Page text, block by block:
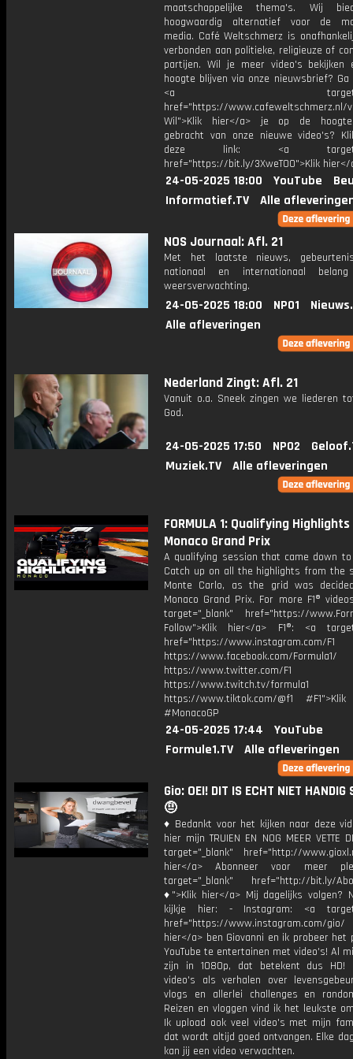
maatschappelijke thema's. Wij
hoogwaardig alternatief voor de
media. Café Weltschmerz is
verbonden aan politieke, religieuze of
partijen. Wil je meer video's bekijken
hoogte blijven via onze nieuwsbrief? Ga
<a
href="https://www.cafeweltschmerz.nl/
Wil">Klik hier</a> je op de
gebracht van onze nieuwe video's?
deze link: <a
href="https://bit.ly/3XweTO0">Klik hier</
24-05-2025 18:00 YouTube
Informatief.TV
Alle
NOS Journaal: Afl. 21
Met het laatste nieuws,
nationaal en internationaal
weersverwachting.
24-05-2025 18:00 NPO1
Alle afleveringen
Nederland Zingt: Afl. 21
Vanuit o.a. Sneek zingen we liederen
God.
24-05-2025 17:50 NPO2
Muziek.TV
Alle afleveringen
FORMULA 1: Qualifying
Monaco Grand Prix
A qualifying session that came down
Catch up on all the highlights from the
Monte Carlo, as the grid was
Monaco Grand Prix. For more F1®
target="_blank" href="https://
Follow">Klik hier</a> F1®: <a
href="https://www.instagram.com/F1
https://www.facebook.com/Formula1/
https://www.twitter.com/F1
https://www.twitch.tv/formula1
https://www.tiktok.com/@f1
#MonacoGP
24-05-2025 17:44
YouTube
Formule1.TV
Alle afleveringen
Gio: OEI! DIT IS ECHT NIET HANDIG
🤨
♦ Bedankt voor het kijken naar deze
hier mijn TRUIEN EN NOG MEER VETTE
target="_blank" href="http://
hier</a> Abonneer voor meer
target="_blank" href="http://bit.ly/
♦">Klik hier</a> Mij dagelijks volgen?
kijkje hier: - Instagram: <a
href="https://www.instagram.com/
hier</a> ben Giovanni en ik probeer het
YouTube te entertainen met video's! Al
zijn in 1080p, dat betekent dus HD!
video's als verhalen over
vlogs en allerlei challenges en
Reizen en vloggen vind ik het leukste
Ik upload ook veel video's met mijn
dat wordt altijd goed ontvangen. Elke
kan jij een video verwachten.